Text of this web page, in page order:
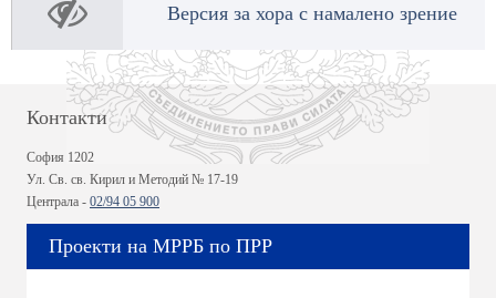
Версия за хора с намалено зрение
Контакти
София 1202
Ул. Св. св. Кирил и Методий № 17-19
Централа - 02/94 05 900
Проекти на МРРБ по ПРР